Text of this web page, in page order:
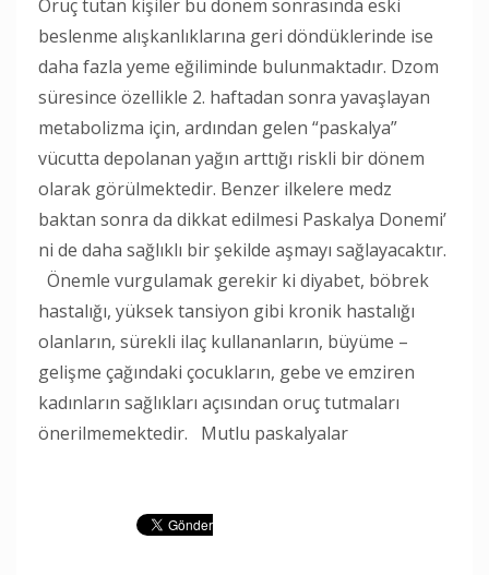
Oruç tutan kişiler bu dönem sonrasında eski
beslenme alışkanlıklarına geri döndüklerinde ise
daha fazla yeme eğiliminde bulunmaktadır. Dzom
süresince özellikle 2. haftadan sonra yavaşlayan
metabolizma için, ardından gelen “paskalya”
vücutta depolanan yağın arttığı riskli bir dönem
olarak görülmektedir. Benzer ilkelere medz
baktan sonra da dikkat edilmesi Paskalya Donemi’
ni de daha sağlıklı bir şekilde aşmayı sağlayacaktır.
Önemle vurgulamak gerekir ki diyabet, böbrek
hastalığı, yüksek tansiyon gibi kronik hastalığı
olanların, sürekli ilaç kullananların, büyüme –
gelişme çağındaki çocukların, gebe ve emziren
kadınların sağlıkları açısından oruç tutmaları
önerilmemektedir. Mutlu paskalyalar